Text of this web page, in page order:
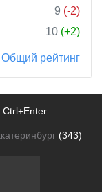
9 (-2)
10 (+2)
Общий рейтинг
Ctrl+Enter
(343)